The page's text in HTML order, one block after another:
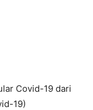
Covid-19 dari
19)